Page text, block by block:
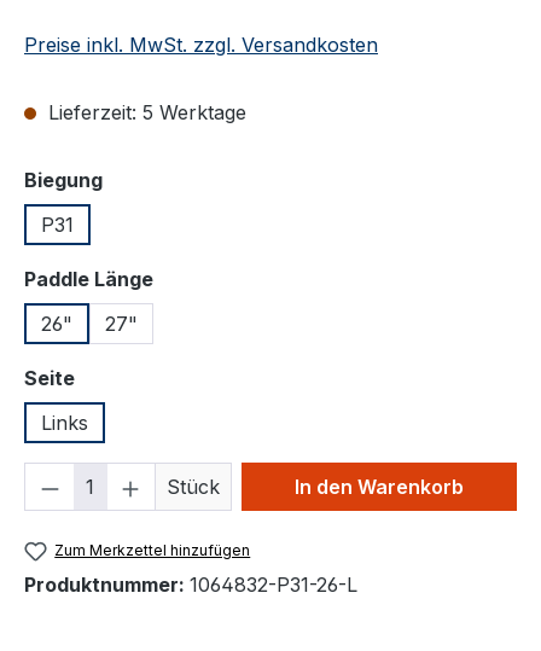
Preise inkl. MwSt. zzgl. Versandkosten
Lieferzeit: 5 Werktage
Biegungauswählen
P31
Paddle Längeauswählen
26"
27"
Seiteauswählen
Links
Produkt Anzahl: Gib den
Stück In den Warenkorb
Zum Merkzettel hinzufügen
Produktnummer: 1064832-P31-26-L